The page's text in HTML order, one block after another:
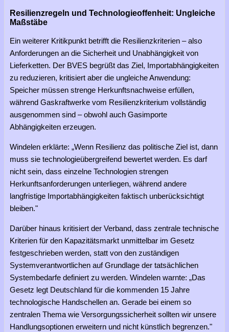
Resilienzregeln und Technologieoffenheit: Ungleiche
Maßstäbe
Ein weiterer Kritikpunkt betrifft die Resilienzkriterien – also
Anforderungen an die Sicherheit und Unabhängigkeit von
Lieferketten. Der BVES begrüßt das Ziel, Importabhängigkeiten
zu reduzieren, kritisiert aber die ungleiche Anwendung:
Speicher müssen strenge Herkunftsnachweise erfüllen,
während Gaskraftwerke vom Resilienzkriterium vollständig
ausgenommen sind – obwohl auch Gasimporte
Abhängigkeiten erzeugen.
Windelen erklärte: „Wenn Resilienz das politische Ziel ist, dann
muss sie technologieübergreifend bewertet werden. Es darf
nicht sein, dass einzelne Technologien strengen
Herkunftsanforderungen unterliegen, während andere
langfristige Importabhängigkeiten faktisch unberücksichtigt
bleiben."
Darüber hinaus kritisiert der Verband, dass zentrale technische
Kriterien für den Kapazitätsmarkt unmittelbar im Gesetz
festgeschrieben werden, statt von den zuständigen
Systemverantwortlichen auf Grundlage der tatsächlichen
Systembedarfe definiert zu werden. Windelen warnte: „Das
Gesetz legt Deutschland für die kommenden 15 Jahre
technologische Handschellen an. Gerade bei einem so
zentralen Thema wie Versorgungssicherheit sollten wir unsere
Handlungsoptionen erweitern und nicht künstlich begrenzen."